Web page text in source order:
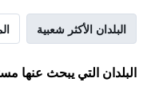
البلدان الأكثر شعبية
البلدان التي يبحث عنها